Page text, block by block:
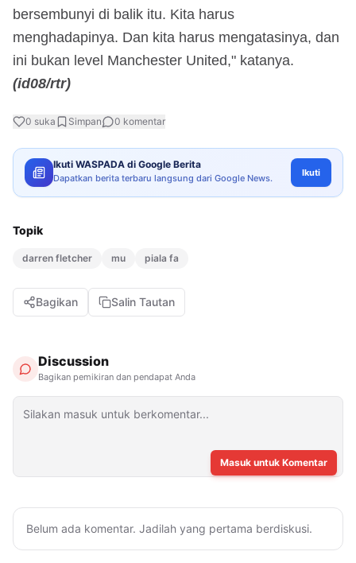
bersembunyi di balik itu. Kita harus
menghadapinya. Dan kita harus mengatasinya, dan
ini bukan level Manchester United," katanya.
(id08/rtr)
0 suka Simpan 0 komentar
Ikuti WASPADA di Google Berita
Dapatkan berita terbaru langsung dari Google News. Ikuti
Topik
darren fletcher mu piala fa
Bagikan Salin Tautan
Discussion
Bagikan pemikiran dan pendapat Anda
Masuk untuk Komentar
Belum ada komentar. Jadilah yang pertama berdiskusi.